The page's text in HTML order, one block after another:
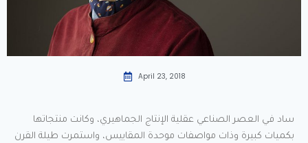
April 23, 2018
ساد في العصر الصناعي عقلية الإنتاج الجماهيري، وكانت منتجاتها
بكميات كبيرة وذات مواصفات موحدة المقاييس، واستمرت طيلة القرن